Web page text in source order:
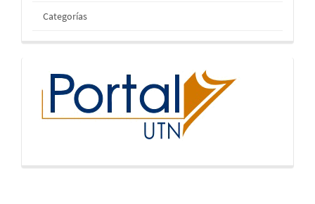
Categorías
inicio